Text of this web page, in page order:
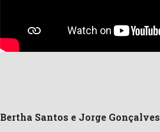
Bertha Santos e Jorge Gonçalves